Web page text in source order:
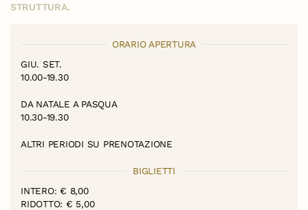
STRUTTURA.
ORARIO APERTURA
GIU. SET.
10.00-19.30
DA NATALE A PASQUA
10.30-19.30
ALTRI PERIODI SU PRENOTAZIONE
BIGLIETTI
INTERO: € 8,00
RIDOTTO: € 5,00